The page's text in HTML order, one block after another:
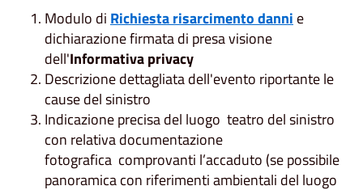
Modulo di Richiesta risarcimento danni e
dichiarazione firmata di presa visione
dell'Informativa privacy
Descrizione dettagliata dell'evento riportante le
cause del sinistro
Indicazione precisa del luogo teatro del sinistro
con relativa documentazione
fotografica comprovanti l’accaduto (se possibile
panoramica con riferimenti ambientali del luogo